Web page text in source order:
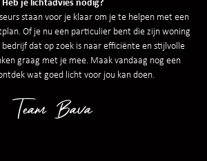
staan voor je klaar om je te helpen met een
Of je nu een particulier bent die zijn woning
dat op zoek is naar efficiënte en stijlvolle
graag met je mee. Maak vandaag nog een
wat goed licht voor jou kan doen.
Team Bava